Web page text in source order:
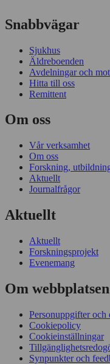
Snabbvägar
Sjukhus
Äldreboenden
Avdelningar och
Hitta till oss
Remittent
Om oss
Vår verksamhet
Om oss
Forskning,
Aktuellt
Journalfrågor
Aktuellt
Aktuellt
Forskningsprojekt
Evenemang
Om webbplatsen
Personuppgifter och
Cookiepolicy
Cookieinställningar
Synpunkter och